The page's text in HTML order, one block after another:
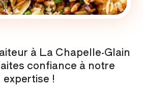
à La Chapelle-Glain
confiance à notre
expertise !